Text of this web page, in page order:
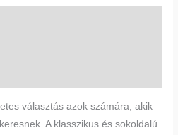
választás azok számára, akik
A klasszikus és sokoldalú